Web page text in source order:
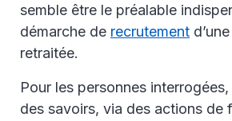
semble être le préalable
démarche de recrutement
retraitée.
Pour les personnes
des savoirs, via des actions de